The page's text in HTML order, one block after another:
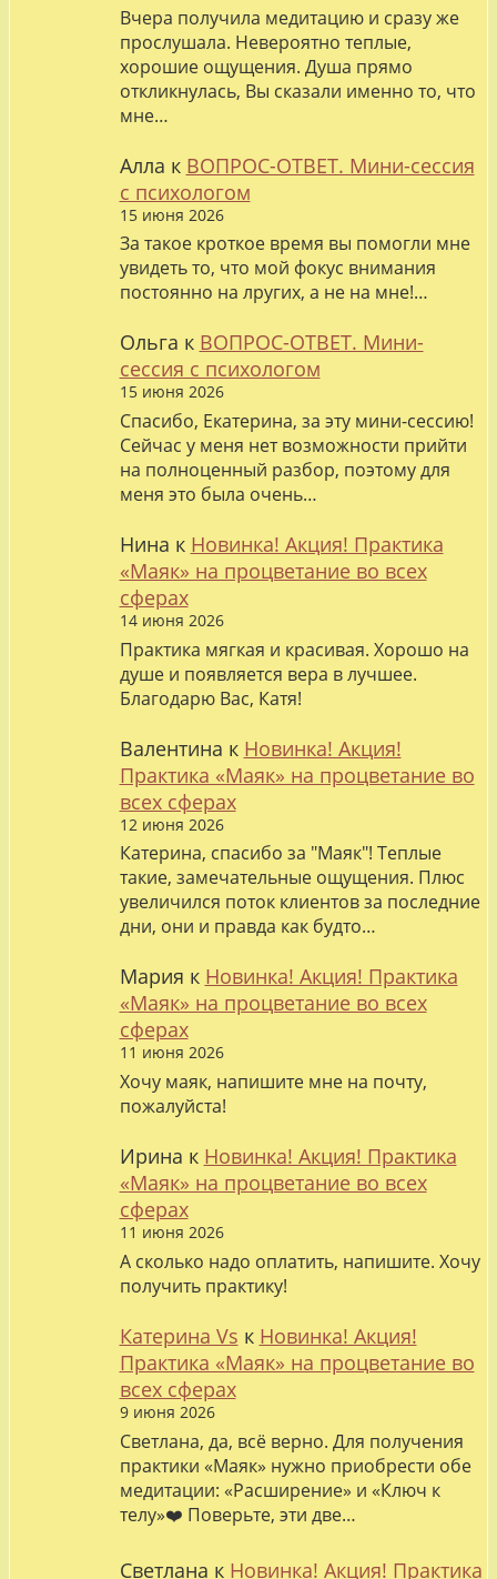
Вчера получила медитацию и сразу же
прослушала. Невероятно теплые,
хорошие ощущения. Душа прямо
откликнулась, Вы сказали именно то, что
мне…
Алла к ВОПРОС-ОТВЕТ. Мини-сессия
с психологом
15 июня 2026
За такое кроткое время вы помогли мне
увидеть то, что мой фокус внимания
постоянно на лругих, а не на мне!…
Ольга к ВОПРОС-ОТВЕТ. Мини-
сессия с психологом
15 июня 2026
Спасибо, Екатерина, за эту мини-сессию!
Сейчас у меня нет возможности прийти
на полноценный разбор, поэтому для
меня это была очень…
Нина к Новинка! Акция! Практика
«Маяк» на процветание во всех
сферах
14 июня 2026
Практика мягкая и красивая. Хорошо на
душе и появляется вера в лучшее.
Благодарю Вас, Катя!
Валентина к Новинка! Акция!
Практика «Маяк» на процветание во
всех сферах
12 июня 2026
Катерина, спасибо за "Маяк"! Теплые
такие, замечательные ощущения. Плюс
увеличился поток клиентов за последние
дни, они и правда как будто…
Мария к Новинка! Акция! Практика
«Маяк» на процветание во всех
сферах
11 июня 2026
Хочу маяк, напишите мне на почту,
пожалуйста!
Ирина к Новинка! Акция! Практика
«Маяк» на процветание во всех
сферах
11 июня 2026
А сколько надо оплатить, напишите. Хочу
получить практику!
Катерина Vs к Новинка! Акция!
Практика «Маяк» на процветание во
всех сферах
9 июня 2026
Светлана, да, всё верно. Для получения
практики «Маяк» нужно приобрести обе
медитации: «Расширение» и «Ключ к
телу»❤️ Поверьте, эти две…
Светлана к Новинка! Акция! Практика